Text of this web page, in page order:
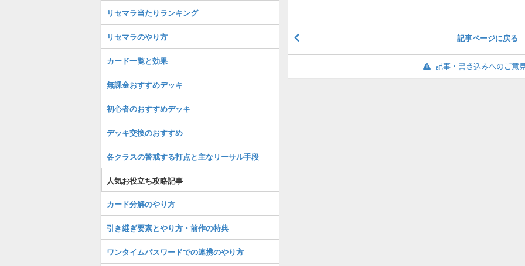
記事ページに戻る
記事・書き込みへのご意
リセマラ当たりランキング
リセマラのやり方
カード一覧と効果
無課金おすすめデッキ
初心者のおすすめデッキ
デッキ交換のおすすめ
各クラスの警戒する打点と主なリーサル手段
人気お役立ち攻略記事
カード分解のやり方
引き継ぎ要素とやり方・前作の特典
ワンタイムパスワードでの連携のやり方